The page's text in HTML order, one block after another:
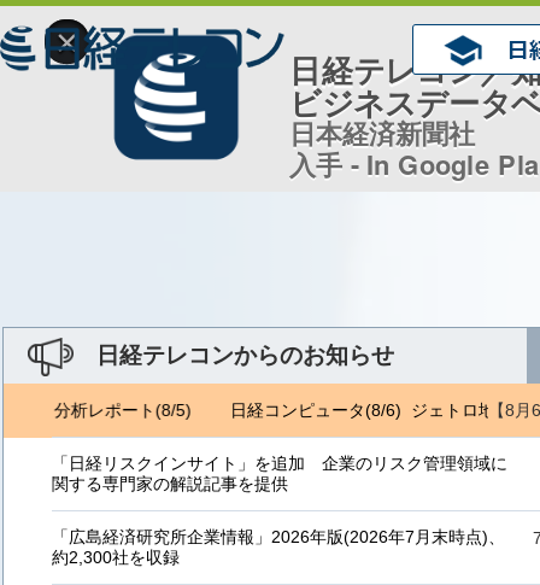
×
日経テレコン／
ビジネスデータ
日本経済新聞社
入手 - In Google
日経テレコンからのお知らせ
【8月
域・分析レポート(8/5) 日経コンピュータ(8/6) ジェトロ地域・
「日経リスクインサイト」を追加 企業のリスク管理領域に
関する専門家の解説記事を提供
「広島経済研究所企業情報」2026年版(2026年7月末時点)、
約2,300社を収録